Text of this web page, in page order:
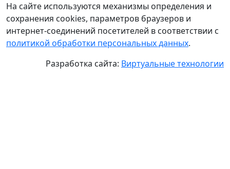
На сайте используются механизмы определения и
сохранения cookies, параметров браузеров и
интернет-соединений посетителей в соответствии с
политикой обработки персональных данных.
Разработка сайта: Виртуальные технологии